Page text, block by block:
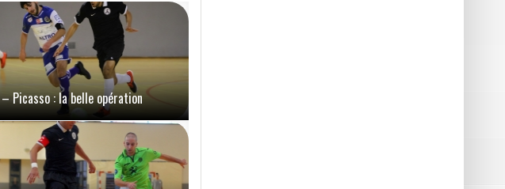
Picasso : la belle opération